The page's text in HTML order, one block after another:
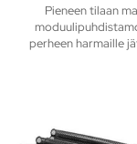
Pieneen tilaan
perheen harmaille